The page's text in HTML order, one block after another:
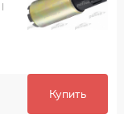
Купить